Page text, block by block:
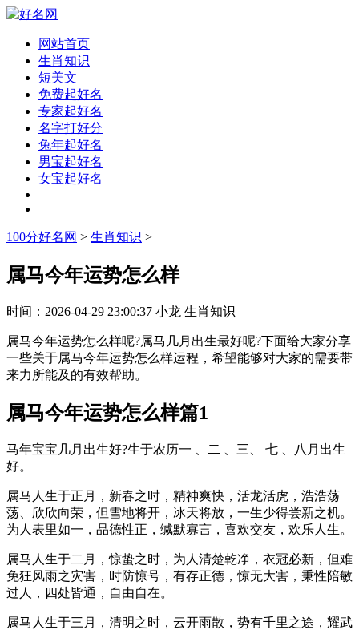
网站首页
生肖知识
短美文
免费起好名
专家起好名
名字打好分
兔年起好名
男宝起好名
女宝起好名
100分好名网 > 生肖知识 >
属马今年运势怎么样
时间： 2026-04-29 23:00:37 小龙 生肖知识
属马今年运势怎么样呢?属马几月出生最好呢?下面给大家分享
一些关于属马今年运势怎么样运程，希望能够对大家的需要带
来力所能及的有效帮助。
属马今年运势怎么样篇1
马年宝宝几月出生好?生于农历一 、二 、三、 七 、八月出生
好。
属马人生于正月，新春之时，精神爽快，活龙活虎，浩浩荡
荡、欣欣向荣，但雪地将开，冰天将放，一生少得尝新之机。
为人表里如一，品德性正，缄默寡言，喜欢交友，欢乐人生。
属马人生于二月，惊蛰之时，为人清楚乾净，衣冠必新，但难
免狂风雨之灾害，时防惊号，有存正德，惊无大害，秉性陪敏
过人，四处皆通，自由自在。
属马人生于三月，清明之时，云开雨散，势有千里之途，耀武